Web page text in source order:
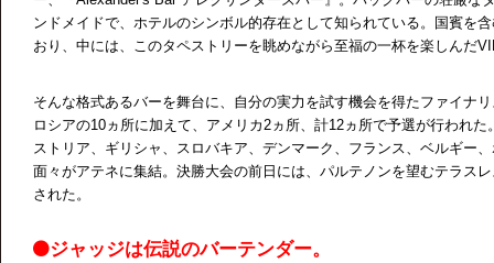
ンドメイドで、ホテルのシンボル的存在として知られている。国賓を
おり、中には、このタペストリーを眺めながら至福の一杯を楽しんだ
そんな格式あるバーを舞台に、自分の実力を試す機会を得たファイナ
ロシアの10ヵ所に加えて、アメリカ2ヵ所、計12ヵ所で予選が行われ
ストリア、ギリシャ、スロバキア、デンマーク、フランス、ベルギー
面々がアテネに集結。決勝大会の前日には、パルテノンを望むテラス
された。
ジャッジは伝説のバーテンダー。